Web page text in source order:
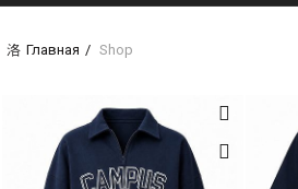
Главная Shop